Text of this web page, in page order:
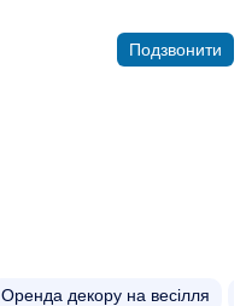
Подзвонити
Оренда декору на весілля